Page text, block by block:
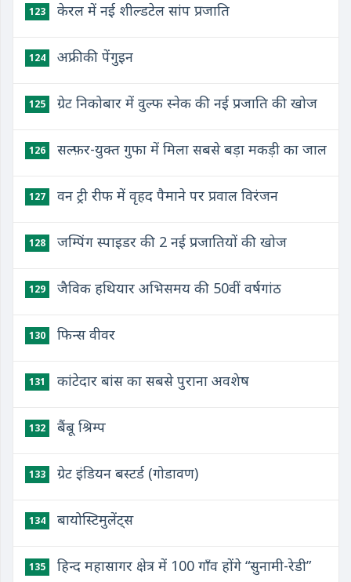
123 केरल में नई शील्डटेल सांप प्रजाति
124 अफ्रीकी पेंगुइन
125 ग्रेट निकोबार में वुल्फ स्नेक की नई प्रजाति की खोज
126 सल्फ़र-युक्त गुफा में मिला सबसे बड़ा मकड़ी का जाल
127 वन ट्री रीफ में वृहद पैमाने पर प्रवाल विरंजन
128 जम्पिंग स्पाइडर की 2 नई प्रजातियों की खोज
129 जैविक हथियार अभिसमय की 50वीं वर्षगांठ
130 फिन्स वीवर
131 कांटेदार बांस का सबसे पुराना अवशेष
132 बैंबू श्रिम्प
133 ग्रेट इंडियन बस्टर्ड (गोडावण)
134 बायोस्टिमुलेंट्स
135 हिन्द महासागर क्षेत्र में 100 गाँव होंगे “सुनामी-रेडी”